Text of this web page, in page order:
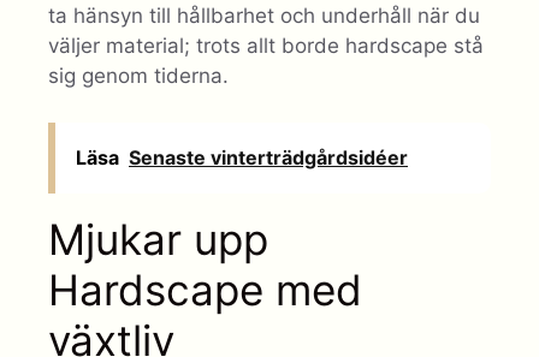
ta hänsyn till hållbarhet och underhåll när du
väljer material; trots allt borde hardscape stå
sig genom tiderna.
Läsa Senaste vinterträdgårdsidéer
Mjukar upp
Hardscape med
växtliv